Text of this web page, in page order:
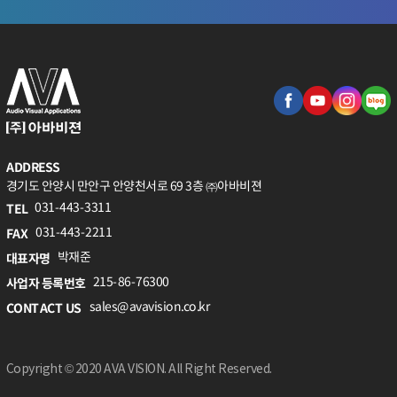
ADDRESS
경기도 안양시 만안구 안양천서로 69 3층 ㈜아바비젼
TEL 031-443-3311
FAX 031-443-2211
대표자명 박재준
사업자 등록번호 215-86-76300
CONTACT US sales@avavision.co.kr
Copyright © 2020 AVA VISION. All Right Reserved.